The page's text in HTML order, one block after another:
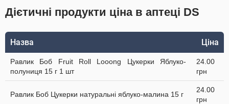
Дієтичні продукти ціна в аптеці DS
Назва Ціна
Равлик Боб Fruit Roll Looong Цукерки Яблуко-
полуниця 15 г 1 шт
24.00
грн
Равлик Боб Цукерки натуральні яблуко-малина 15 г
24.00
грн